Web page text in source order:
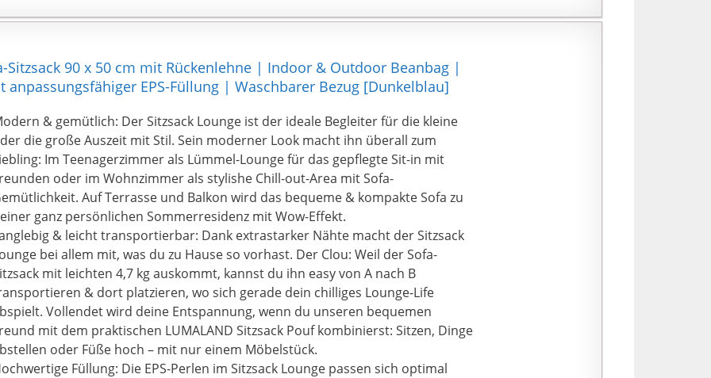
gefertigt! Deswegen können unsere kleinen Freunde auch mit
Material: Dank des Außenmaterials mit starkem Schmutzabsorber
sitzt du stets hygenisch sauber: Die robuste Textur des abnehmbaren
gewaschen werden. Und obwohl der Sitzsack besonders
und stabil konzipiert ist, steht er für superbequemes & atmungsaktives
On top kann der separate Innensack inkl. Füllung ganz einfach zur
des Außenmaterials entnommen werden.
Reißverschluss: Der Sitzsack bietet noch ein weiteres Detail mit Wow-
Denn auch nach vielen gemütlichen Stunden in illustren Runden – oder in
Alleingang – bleiben die Bodenbeläge von hässlichen Kratzern und
Schrammen verschont. Der clevere verdeckte Reißverschluss machts
So kannst du den Sitzsack Lounge in jedem deiner Lieblingsräume
ohne dir Sorgen um die Böden machen zu müssen.
Sitzsack 90 x 50 cm mit Rückenlehne | Indoor & Outdoor Beanbag |
EPS-Füllung | Waschbarer Bezug [Dunkelblau]
& gemütlich: Der Sitzsack Lounge ist der ideale Begleiter für die kleine
die große Auszeit mit Stil. Sein moderner Look macht ihn überall zum
Im Teenagerzimmer als Lümmel-Lounge für das gepflegte Sit-in mit
oder im Wohnzimmer als stylishe Chill-out-Area mit Sofa-
Auf Terrasse und Balkon wird das bequeme & kompakte Sofa zu
ganz persönlichen Sommerresidenz mit Wow-Effekt.
& leicht transportierbar: Dank extrastarker Nähte macht der Sitzsack
bei allem mit, was du zu Hause so vorhast. Der Clou: Weil der Sofa-
mit leichten 4,7 kg auskommt, kannst du ihn easy von A nach B
& dort platzieren, wo sich gerade dein chilliges Lounge-Life
Vollendet wird deine Entspannung, wenn du unseren bequemen
mit dem praktischen LUMALAND Sitzsack Pouf kombinierst: Sitzen, Dinge
oder Füße hoch – mit nur einem Möbelstück.
Füllung: Die EPS-Perlen im Sitzsack Lounge passen sich optimal